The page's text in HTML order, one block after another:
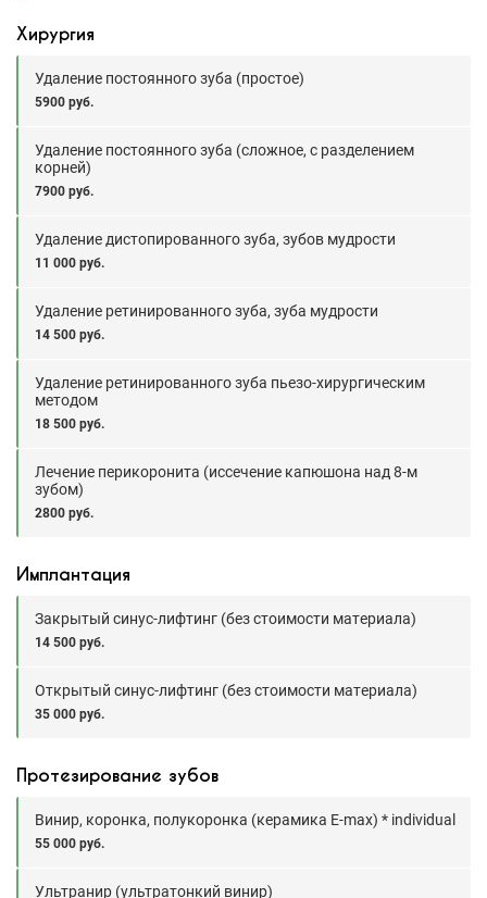
Хирургия
Удаление постоянного зуба (простое)
5900 руб.
Удаление постоянного зуба (сложное, с разделением
корней)
7900 руб.
Удаление дистопированного зуба, зубов мудрости
11 000 руб.
Удаление ретинированного зуба, зуба мудрости
14 500 руб.
Удаление ретинированного зуба пьезо-хирургическим
методом
18 500 руб.
Лечение перикоронита (иссечение капюшона над 8-м
зубом)
2800 руб.
Имплантация
Закрытый синус-лифтинг (без стоимости материала)
14 500 руб.
Открытый синус-лифтинг (без стоимости материала)
35 000 руб.
Протезирование зубов
Винир, коронка, полукоронка (керамика E-max) * individual
55 000 руб.
Ультранир (ультратонкий винир)